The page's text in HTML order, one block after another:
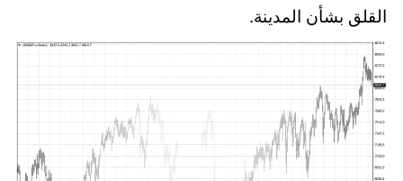
القلق بشأن المدينة.